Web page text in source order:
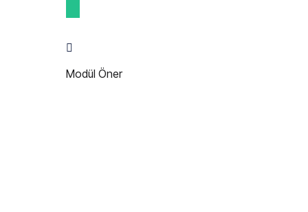
Modül Öner